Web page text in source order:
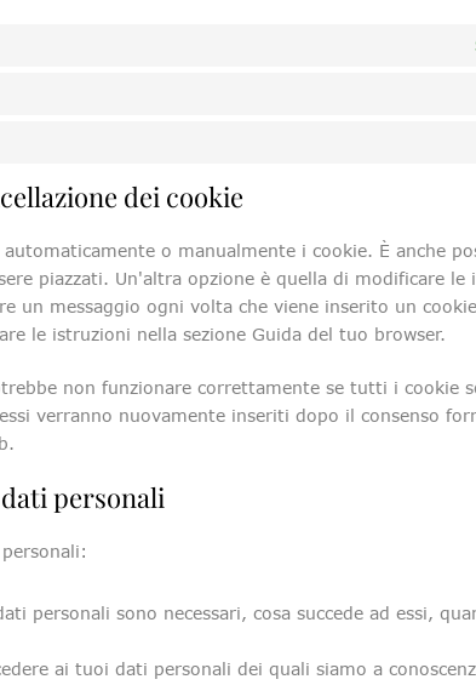
dei cookie
o manualmente i cookie. È anche
piazzati. Un'altra opzione è quella di modificare le
un messaggio ogni volta che viene inserito un
le istruzioni nella sezione Guida del tuo browser.
non funzionare correttamente se tutti i cookie
verranno nuovamente inseriti dopo il consenso
personali
personali sono necessari, cosa succede ad essi,
ai tuoi dati personali dei quali siamo a